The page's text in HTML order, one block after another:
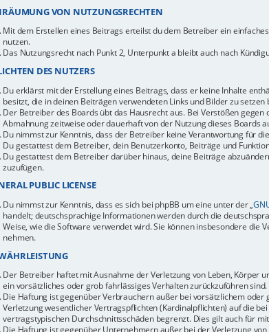
VON NUTZUNGSRECHTEN
Mit dem Erstellen eines Beitrags erteilst du dem Betreiber ein
nutzen.
Das Nutzungsrecht nach Punkt 2, Unterpunkt a bleibt auch nach
DES NUTZERS
Du erklärst mit der Erstellung eines Beitrags, dass er keine Inhalte
besitzt, die in deinen Beiträgen verwendeten Links und Bilder zu setzen
Der Betreiber des Boards übt das Hausrecht aus. Bei Verstößen
Abmahnung zeitweise oder dauerhaft von der Nutzung dieses Boards
Du nimmst zur Kenntnis, dass der Betreiber keine Verantwortung für
Du gestattest dem Betreiber, dein Benutzerkonto, Beiträge und
Du gestattest dem Betreiber darüber hinaus, deine Beiträge
zuzufügen.
PUBLIC LICENSE
Du nimmst zur Kenntnis, dass es sich bei phpBB um eine unter der „
handelt; deutschsprachige Informationen werden durch die
Weise, wie die Software verwendet wird. Sie können insbesondere
nehmen.
Der Betreiber haftet mit Ausnahme der Verletzung von Leben, Körper
ein vorsätzliches oder grob fahrlässiges Verhalten zurückzuführen
Die Haftung ist gegenüber Verbrauchern außer bei vorsätzlichem
Verletzung wesentlicher Vertragspflichten (Kardinalpflichten) auf die
vertragstypischen Durchschnittsschäden begrenzt. Dies gilt auch für